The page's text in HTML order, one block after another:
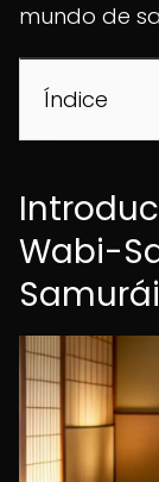
mundo de
Índice
Wabi-
Samurái